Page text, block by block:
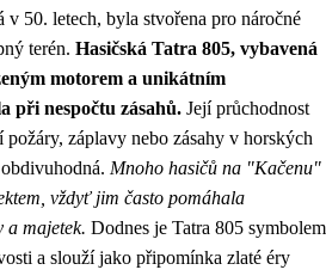
v 50. letech, byla stvořena pro náročné
terén. Hasičská Tatra 805, vybavená
motorem a unikátním
při nespočtu zásahů. Její průchodnost
požáry, záplavy nebo zásahy v horských
Mnoho hasičů na "Kačenu"
vždyť jim často pomáhala
a majetek. Dodnes je Tatra 805 symbolem
a slouží jako připomínka zlaté éry